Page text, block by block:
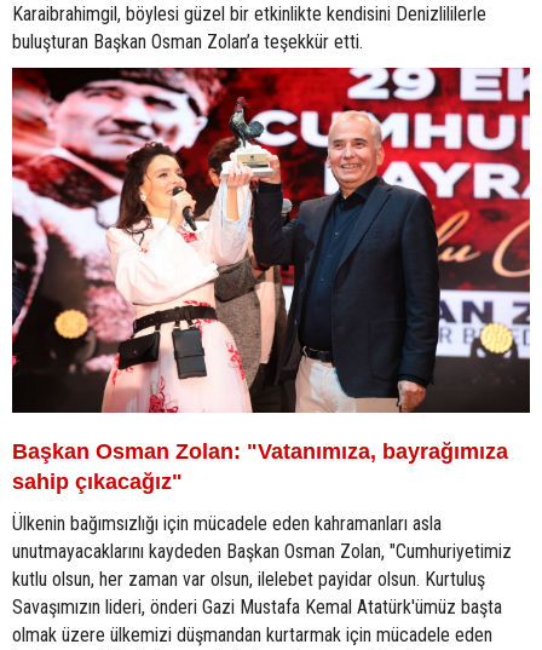
Karaibrahimgil, böylesi güzel bir etkinlikte kendisini Denizlililerle
buluşturan Başkan Osman Zolan’a teşekkür etti.
Başkan Osman Zolan: "Vatanımıza, bayrağımıza
sahip çıkacağız"
Ülkenin bağımsızlığı için mücadele eden kahramanları asla
unutmayacaklarını kaydeden Başkan Osman Zolan, "Cumhuriyetimiz
kutlu olsun, her zaman var olsun, ilelebet payidar olsun. Kurtuluş
Savaşımızın lideri, önderi Gazi Mustafa Kemal Atatürk'ümüz başta
olmak üzere ülkemizi düşmandan kurtarmak için mücadele eden